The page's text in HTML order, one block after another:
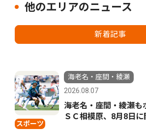
他のエリアのニュース
新着記事
スポーツ
海老名・座間・綾瀬
2026.08.07
海老名・座間・綾瀬
ＳＣ相模原、8月8日に